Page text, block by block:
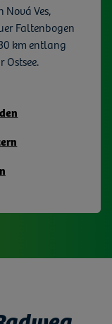
Nová Ves,
Faltenbogen
km entlang
Ostsee.